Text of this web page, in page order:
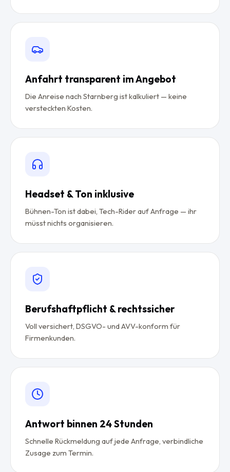
Anfahrt transparent im Angebot
Die Anreise nach Starnberg ist kalkuliert — keine
versteckten Kosten.
Headset & Ton inklusive
Bühnen-Ton ist dabei, Tech-Rider auf Anfrage — ihr
müsst nichts organisieren.
Berufshaftpflicht & rechtssicher
Voll versichert, DSGVO- und AVV-konform für
Firmenkunden.
Antwort binnen 24 Stunden
Schnelle Rückmeldung auf jede Anfrage, verbindliche
Zusage zum Termin.